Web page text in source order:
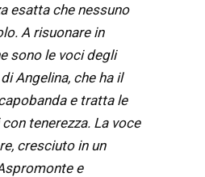
esatta che nessuno
A risuonare in
sono le voci degli
Angelina, che ha il
e tratta le
tenerezza. La voce
cresciuto in un
e